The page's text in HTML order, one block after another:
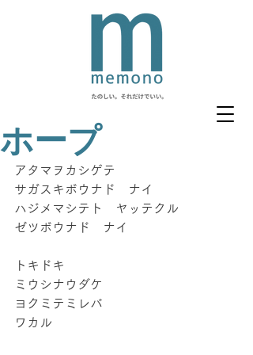
ホープ
アタマヲカシゲテ
サガスキボウナド　ナイ
ハジメマシテト　ヤッテクル
ゼツボウナド　ナイ
トキドキ
ミウシナウダケ
ヨクミテミレバ
ワカル